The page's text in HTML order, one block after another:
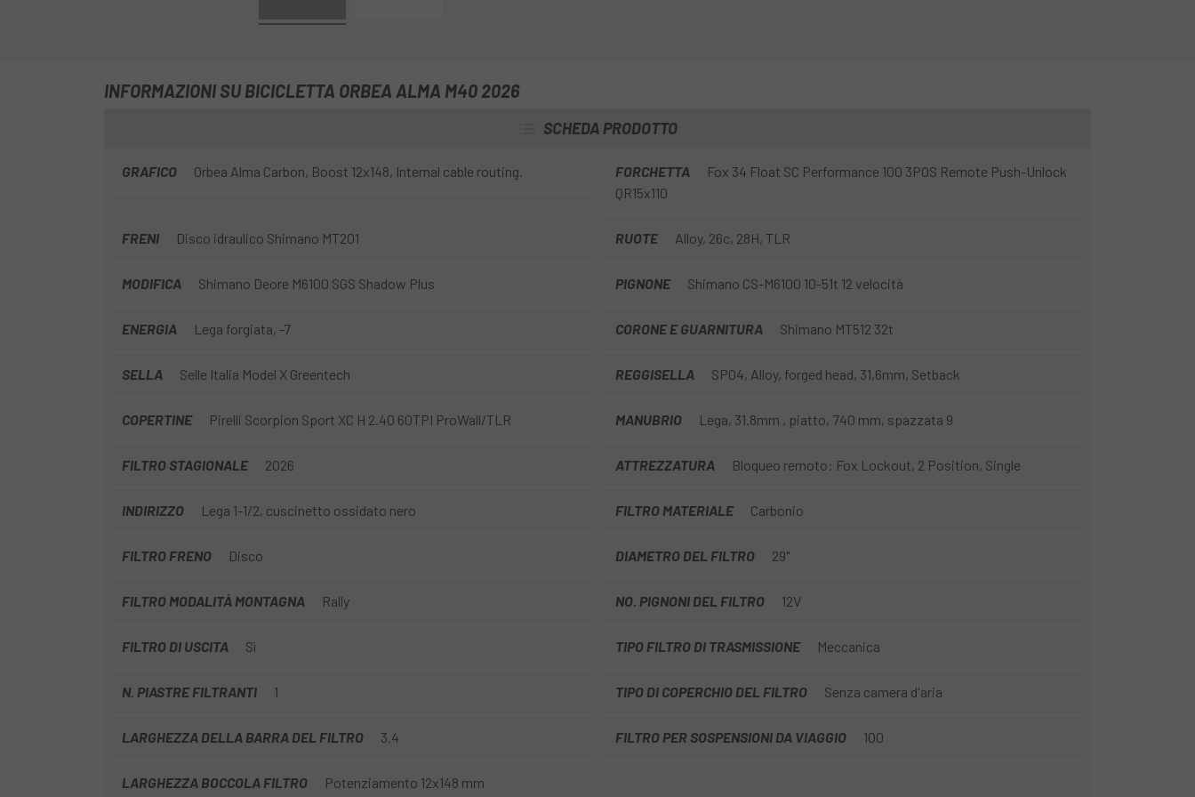
INFORMAZIONI SU BICICLETTA ORBEA ALMA M40 2026
SCHEDA PRODOTTO
GRAFICO Orbea Alma Carbon, Boost 12x148, Internal cable routing. FORCHETTA
Fox 34 Float SC Performance 100 3POS Remote Push-Unlock
QR15x110
FRENI Disco idraulico Shimano MT201 RUOTE Alloy, 26c, 28H, TLR
MODIFICA Shimano Deore M6100 SGS Shadow Plus PIGNONE Shimano CS-M6100 10-51t 12 velocità
ENERGIA Lega forgiata, -7 CORONE E GUARNITURA Shimano MT512 32t
SELLA Selle Italia Model X Greentech REGGISELLA SP04, Alloy, forged head, 31,6mm, Setback
COPERTINE Pirelli Scorpion Sport XC H 2.40 60TPI ProWall/TLR MANUBRIO Lega, 31.8mm , piatto, 740 mm, spazzata 9
FILTRO STAGIONALE 2026 ATTREZZATURA Bloqueo remoto: Fox Lockout, 2 Position, Single
INDIRIZZO Lega 1-1/2, cuscinetto ossidato nero FILTRO MATERIALE Carbonio
FILTRO FRENO Disco DIAMETRO DEL FILTRO 29"
FILTRO MODALITÀ MONTAGNA Rally NO. PIGNONI DEL FILTRO 12V
FILTRO DI USCITA Sì TIPO FILTRO DI TRASMISSIONE Meccanica
N. PIASTRE FILTRANTI 1 TIPO DI COPERCHIO DEL FILTRO Senza camera d'aria
LARGHEZZA DELLA BARRA DEL FILTRO 3.4 FILTRO PER SOSPENSIONI DA VIAGGIO 100
LARGHEZZA BOCCOLA FILTRO
Potenziamento 12x148 mm